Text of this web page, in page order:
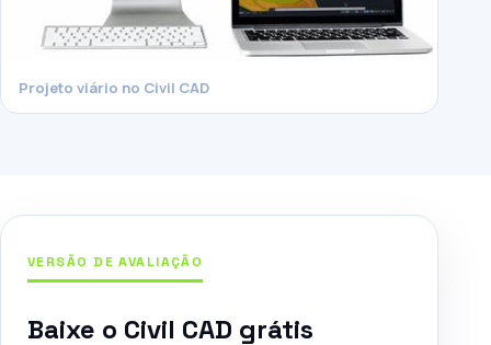
Projeto viário no Civil CAD
VERSÃO DE AVALIAÇÃO
Baixe o Civil CAD grátis